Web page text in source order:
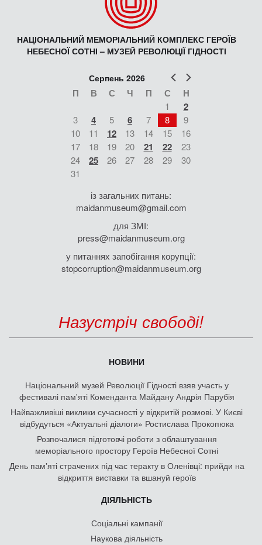
НАЦІОНАЛЬНИЙ МЕМОРІАЛЬНИЙ КОМПЛЕКС ГЕРОЇВ
НЕБЕСНОЇ СОТНІ – МУЗЕЙ РЕВОЛЮЦІЇ ГІДНОСТІ
Попер
Серпень 2026
П В С Ч П С Н
1 2
3 4 5 6 7 8
9
10
11 12 13 14 15
16
17
18 19 20 21 22
23
24
25 26 27 28 29
30
31
із загальних питань:
maidanmuseum@gmail.com
для ЗМІ:
press@maidanmuseum.org
у питаннях запобігання корупції:
stopcorruption@maidanmuseum.org
Назустріч свободі!
НОВИНИ
Національний музей Революції Гідності взяв участь у
фестивалі пам'яті Коменданта Майдану Андрія Парубія
Найважливіші виклики сучасності у відкритій розмові. У Києві
відбудуться «Актуальні діалоги» Ростислава Прокопюка
Розпочалися підготовчі роботи з облаштування
меморіального простору Героїв Небесної Сотні
День памʼяті страчених під час теракту в Оленівці: прийди на
відкриття виставки та вшануй героїв
ДІЯЛЬНІСТЬ
Соціальні кампанії
Наукова діяльність